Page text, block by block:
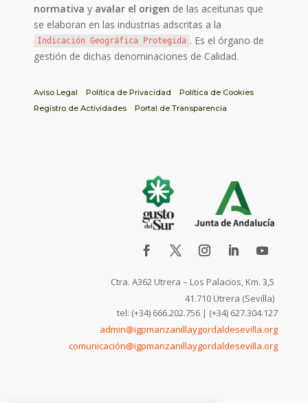
normativa y avalar el origen de las aceitunas que
se elaboran en las industrias adscritas a la
Indicación Geográfica Protegida . Es el órgano de
gestión de dichas denominaciones de Calidad.
Aviso Legal Política de Privacidad
Política de Cookies
Registro de Actividades
Portal de Transparencia
Ctra. A362 Utrera – Los Palacios, Km. 3,5
41.710 Utrera (Sevilla)
tel: (+34) 666.202.756 | (+34) 627.304.127
admin@igpmanzanillaygordaldesevilla.org
comunicación@igpmanzanillaygordaldesevilla.org